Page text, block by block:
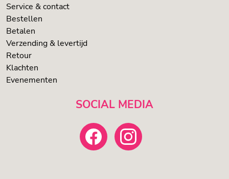
Service & contact
Bestellen
Betalen
Verzending & levertijd
Retour
Klachten
Evenementen
SOCIAL MEDIA